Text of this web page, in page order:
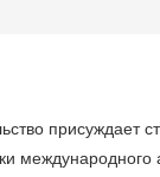
присуждает
международного